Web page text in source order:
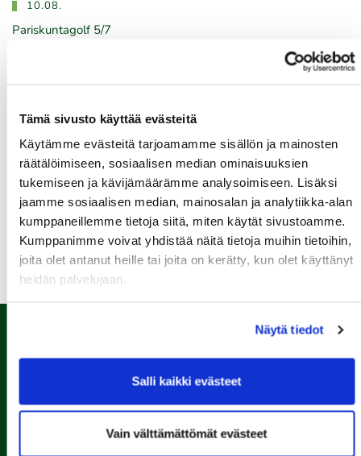
Tämä sivusto käyttää evästeitä
Käytämme evästeitä tarjoamamme sisällön ja mainosten
räätälöimiseen, sosiaalisen median ominaisuuksien
tukemiseen ja kävijämäärämme analysoimiseen. Lisäksi
jaamme sosiaalisen median, mainosalan ja analytiikka-alan
kumppaneillemme tietoja siitä, miten käytät sivustoamme.
Kumppanimme voivat yhdistää näitä tietoja muihin tietoihin,
joita olet antanut heille tai joita on kerätty, kun olet käyttänyt
heidän palvelujaan.
Näytä tiedot
Salli kaikki evästeet
Vain välttämättömät evästeet
10.08.
Pariskuntagolf 5/7
12.08.
Green Card kurssi Ke 12.8. klo 16:30-20:30
Seuraottelu SHG-PGK
Kaikki tapahtumat >>